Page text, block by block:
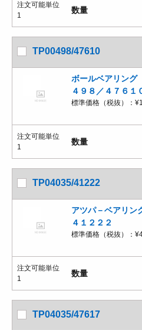
注文可能単位
1
数量
TP00498/47610
ボールベアリン
４９８／４７６１
標準価格（税抜）：
注文可能単位
1
数量
TP04035/41222
アツパ－ベアリ
４１２２２
標準価格（税抜）：
注文可能単位
1
数量
TP04035/47617